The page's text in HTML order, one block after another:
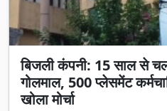
बिजली कंपनी: 15 साल से
गोलमाल, 500 प्लेसमेंट
खोला मोर्चा